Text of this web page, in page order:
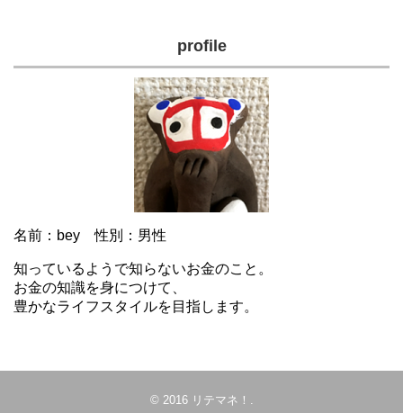
profile
名前：bey 性別：男性
知っているようで知らないお金のこと。
お金の知識を身につけて、
豊かなライフスタイルを目指します。
© 2016 リテマネ！